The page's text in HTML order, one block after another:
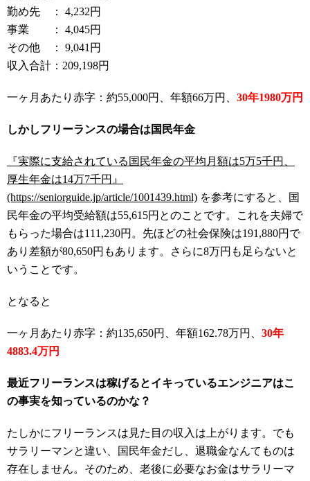
勤め先 ： 4,232円
事業 ： 4,045円
その他 ： 9,041円
収入合計：209,198円
一ヶ月あたり赤字：約55,000円、年額66万円、 30年1980万円
しかしフリーランスの場合は国民年金
『実際に支給されている国民年金の平均月額は5万5千円、
厚生年金は14万7千円』
(https://seniorguide.jp/article/1001439.html) を参考にすると、国
民年金の平均受給額は55,615円とのことです。これを夫婦で
もらった場合は111,230円。先ほどの社会保険は191,880円で
あり差額が80,650円もあります。さらに8万円も足らないと
いうことです。
となると
一ヶ月あたり赤字：約135,650円、年額162.78万円、 30年
4883.4万円
最近フリーランスは稼げるとイキっているエンジニアはこ
の事実を知っているのかな？
たしかにフリーランスは見た目の収入は上がります。でも
サラリーマンと違い、国民年金だし、退職金なんてものは
存在しません。そのため、老後に必要なお金はサラリーマ